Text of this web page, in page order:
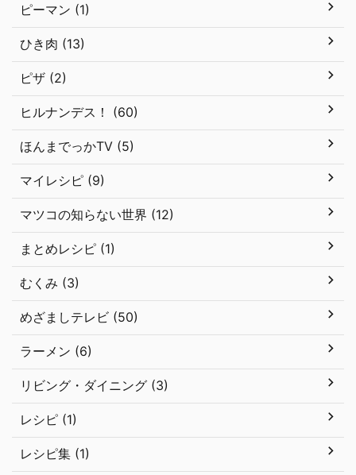
ピーマン (1)
ひき肉 (13)
ピザ (2)
ヒルナンデス！ (60)
ほんまでっかTV (5)
マイレシピ (9)
マツコの知らない世界 (12)
まとめレシピ (1)
むくみ (3)
めざましテレビ (50)
ラーメン (6)
リビング・ダイニング (3)
レシピ (1)
レシピ集 (1)